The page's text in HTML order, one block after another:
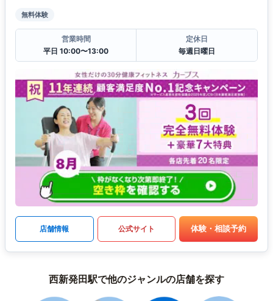
無料体験
営業時間
平日 10:00〜13:00
定休日
毎週日曜日
店舗情報 公式サイト 体験・相談予約
西新発田駅で他のジャンルの店舗を探す